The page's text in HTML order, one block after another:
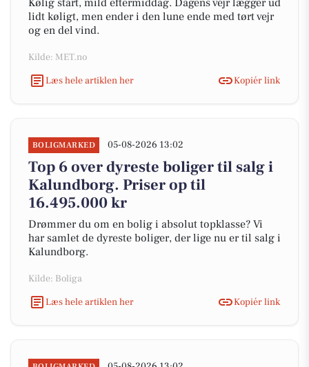
Kølig start, mild eftermiddag. Dagens vejr lægger ud
lidt køligt, men ender i den lune ende med tørt vejr
og en del vind.
Kilde: MET.no
Læs hele artiklen her
Kopiér link
BOLIGMARKED 05-08-2026 13:02
Top 6 over dyreste boliger til salg i
Kalundborg. Priser op til
16.495.000 kr
Drømmer du om en bolig i absolut topklasse? Vi
har samlet de dyreste boliger, der lige nu er til salg i
Kalundborg.
Kilde: Boliga
Læs hele artiklen her
Kopiér link